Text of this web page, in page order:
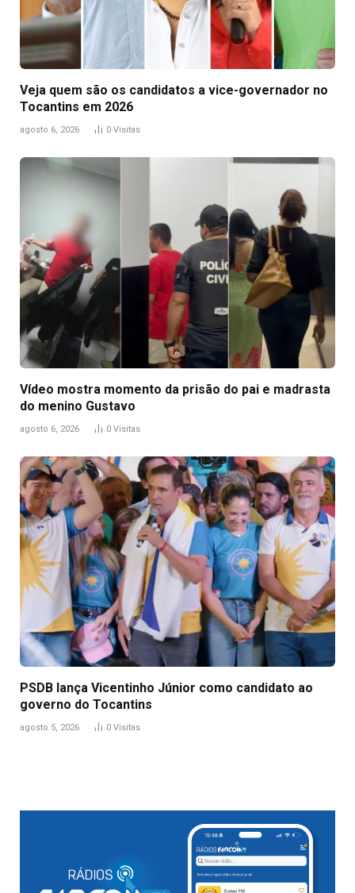
Veja quem são os candidatos a vice-governador no
Tocantins em 2026
agosto 6, 2026 0 Visitas
Vídeo mostra momento da prisão do pai e madrasta
do menino Gustavo
agosto 6, 2026 0 Visitas
PSDB lança Vicentinho Júnior como candidato ao
governo do Tocantins
agosto 5, 2026 0 Visitas